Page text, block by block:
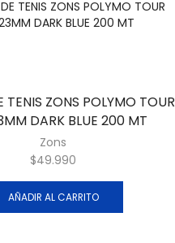
TENIS ZONS POLYMO TOUR
DARK BLUE 200 MT
Zons
$49.990
AÑADIR AL CARRITO